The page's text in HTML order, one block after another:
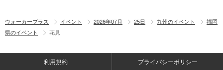
ウォーカープラス イベント 2026年07月 25日 九州のイベント
福岡
県のイベント
花見
利用規約 プライバシーポリシー